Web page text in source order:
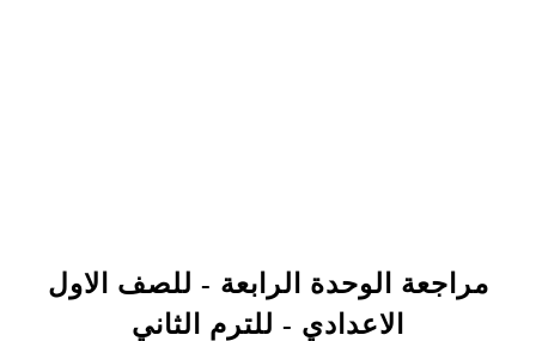
مراجعة الوحدة الرابعة - للصف الاول
الاعدادي - للترم الثاني